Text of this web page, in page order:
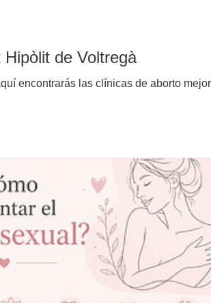
de Voltregà
encontrarás las clínicas de aborto mejor